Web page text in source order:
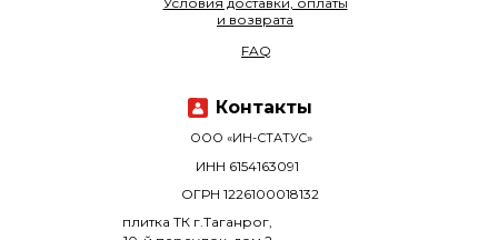
ООО «ИН-СТАТУС»
плитка ТК г.Таганрог,
ОГРН 1226100018132
ИНН 6154163091
и возврата
FAQ
Контакты